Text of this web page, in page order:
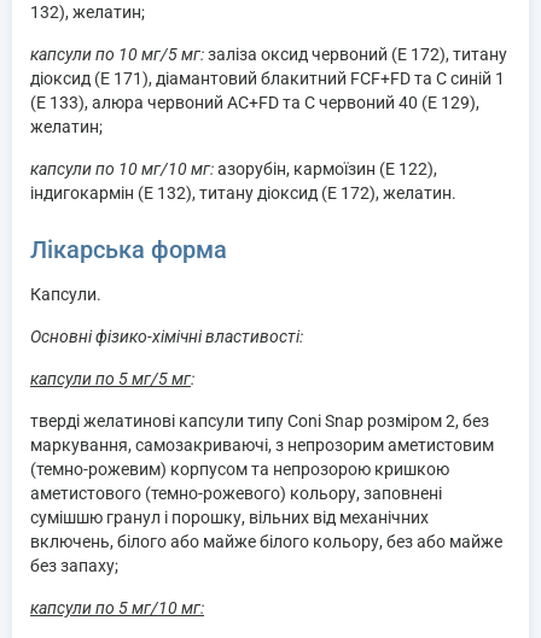
132), желатин;
капсули по 10 мг/5 мг:заліза оксид червоний (Е 172), титану
діоксид (Е 171), діамантовий блакитний FCF+FD та С синій 1
(Е 133), алюра червоний AC+FD та C червоний 40 (Е 129),
желатин;
капсули по 10 мг/10 мг:азорубін, кармоїзин (Е 122),
індигокармін (Е 132), титану діоксид (Е 172), желатин.
Лікарська форма
Капсули.
Основні фізико-хімічні властивості:
капсули по 5 мг/5 мг:
тверді желатинові капсули типу Coni Snap розміром 2, без
маркування, самозакриваючі, з непрозорим аметистовим
(темно-рожевим) корпусом та непрозорою кришкою
аметистового (темно-рожевого) кольору, заповнені
сумішшю гранул і порошку, вільних від механічних
включень, білого або майже білого кольору, без або майже
без запаху;
капсули по 5 мг/10 мг: